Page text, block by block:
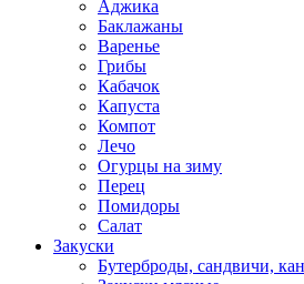
Аджика
Баклажаны
Варенье
Грибы
Кабачок
Капуста
Компот
Лечо
Огурцы на зиму
Перец
Помидоры
Салат
Закуски
Бутерброды, сандвичи,